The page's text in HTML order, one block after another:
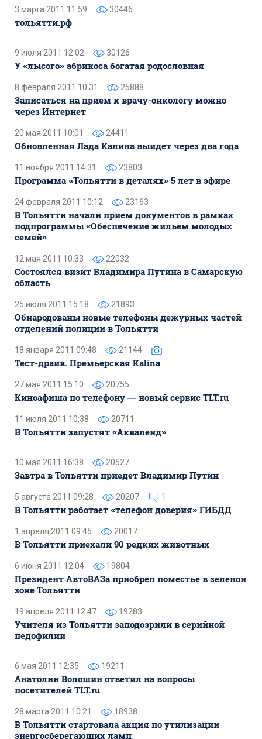
3 марта 2011 11:59 30446
тольятти.рф
9 июля 2011 12:02 30126
У «лысого» абрикоса богатая родословная
8 февраля 2011 10:31 25888
Записаться на прием к врачу-онкологу можно
через Интернет
20 мая 2011 10:01 24411
Обновленная Лада Калина выйдет через два года
11 ноября 2011 14:31 23803
Программа «Тольятти в деталях» 5 лет в эфире
24 февраля 2011 10:12 23163
В Тольятти начали прием документов в рамках
подпрограммы «Обеспечение жильем молодых
семей»
12 мая 2011 10:33 22032
Состоялся визит Владимира Путина в Самарскую
область
25 июля 2011 15:18 21893
Обнародованы новые телефоны дежурных частей
отделений полиции в Тольятти
18 января 2011 09:48 21144
Тест-драйв. Премьерская Kalina
27 мая 2011 15:10 20755
Киноафиша по телефону — новый сервис TLT.ru
11 июля 2011 10:38 20711
В Тольятти запустят «Акваленд»
10 мая 2011 16:38 20527
Завтра в Тольятти приедет Владимир Путин
5 августа 2011 09:28 20207 1
В Тольятти работает «телефон доверия» ГИБДД
1 апреля 2011 09:45 20017
В Тольятти приехали 90 редких животных
6 июня 2011 12:04 19804
Президент АвтоВАЗа приобрел поместье в зеленой
зоне Тольятти
19 апреля 2011 12:47 19283
Учителя из Тольятти заподозрили в серийной
педофилии
6 мая 2011 12:35 19211
Анатолий Волошин ответил на вопросы
посетителей TLT.ru
28 марта 2011 10:21 18938
В Тольятти стартовала акция по утилизации
энергосберегающих ламп